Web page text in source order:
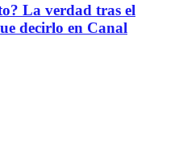
La verdad tras el
decirlo en Canal